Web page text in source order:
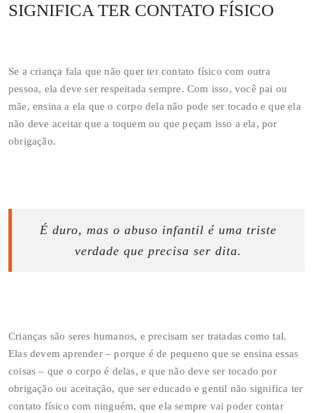
SIGNIFICA TER CONTATO FÍSICO
Se a criança fala que não quer ter contato físico com outra
pessoa, ela deve ser respeitada sempre. Com isso, você pai ou
mãe, ensina a ela que o corpo dela não pode ser tocado e que ela
não deve aceitar que a toquem ou que peçam isso a ela, por
obrigação.
É duro, mas o abuso infantil é uma triste
verdade que precisa ser dita.
Crianças são seres humanos, e precisam ser tratadas como tal.
Elas devem aprender – porque é de pequeno que se ensina essas
coisas – que o corpo é delas, e que não deve ser tocado por
obrigação ou aceitação, que ser educado e gentil não significa ter
contato físico com ninguém, que ela sempre vai poder contar